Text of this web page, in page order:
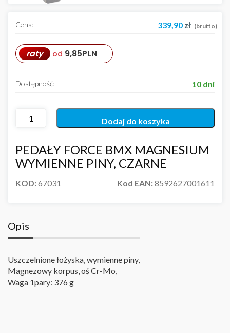
PEDAŁY FORCE BMX MAGNESIUM
WYMIENNE PINY, CZARNE
KOD:67031 Kod EAN:8592627001611
Cena: 339,90 zł (brutto)
raty od 9,85PLN
Dostępność: 10 dni
Dodaj do koszyka
Opis
Uszczelnione łożyska, wymienne piny,
Magnezowy korpus, oś Cr-Mo,
Waga 1pary: 376 g